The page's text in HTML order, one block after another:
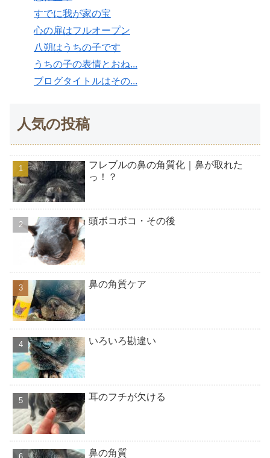
すでに我が家の宝
心の扉はフルオープン
八朔はうちの子です
うちの子の表情とおね...
ブログタイトルはその...
人気の投稿
フレブルの鼻の角質化｜鼻が取れた
っ！？
頭ボコボコ・その後
鼻の角質ケア
いろいろ勘違い
耳のフチが欠ける
鼻の角質